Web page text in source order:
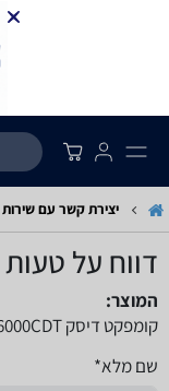
יצירת קשר עם
דווח על
המוצר:
קומפקט דיסק Audiolab 6000CDT
שם מלא*